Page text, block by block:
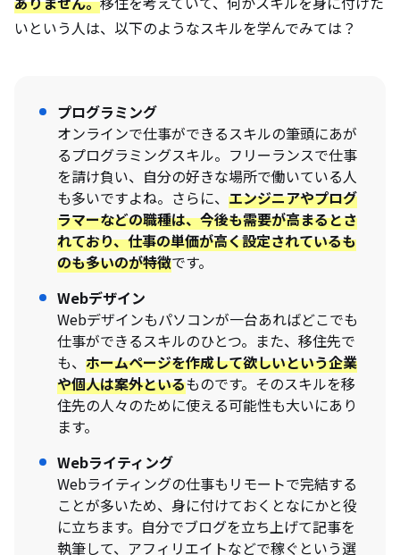
いという人は、以下のようなスキルを学んでみては？
プログラミング
オンラインで仕事ができるスキルの筆頭にあが
るプログラミングスキル。フリーランスで仕事
を請け負い、自分の好きな場所で働いている人
も多いですよね。さらに、 エンジニアやプログ
ラマーなどの職種は、今後も需要が高まるとさ
れており、仕事の単価が高く設定されているも
のも多いのが特徴です。
Webデザイン
Webデザインもパソコンが一台あればどこでも
仕事ができるスキルのひとつ。また、移住先で
も、 ホームページを作成して欲しいという企業
や個人は案外といるものです。そのスキルを移
住先の人々のために使える可能性も大いにあり
ます。
Webライティング
Webライティングの仕事もリモートで完結する
ことが多いため、身に付けておくとなにかと役
に立ちます。自分でブログを立ち上げて記事を
執筆して、アフィリエイトなどで稼ぐという選